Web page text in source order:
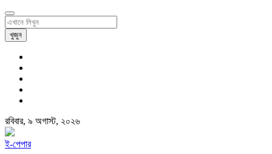
খুজুন
রবিবার, ৯ অগাস্ট, ২০২৬
ই-পেপার